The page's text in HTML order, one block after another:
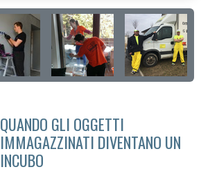
QUANDO GLI OGGETTI
IMMAGAZZINATI DIVENTANO UN
INCUBO